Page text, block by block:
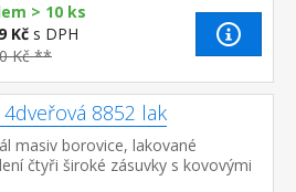
části 1 police a v prav...
> 10 ks
Kč s DPH
0 Kč **
8852 lak
masiv borovice, lakované
čtyři široké zásuvky s kovovými